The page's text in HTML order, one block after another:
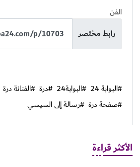
الفن
رابط مختصر
#البوابة 24 #البوابة24 #درة #الفنانة درة
#صفحة درة #رسالة إلى السيسي
الأكثر قراءة